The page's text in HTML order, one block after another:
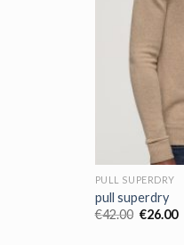
PULL SUPERDRY
pull superdry
€42.00 €26.00